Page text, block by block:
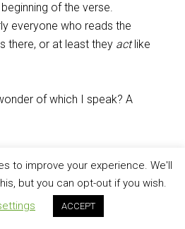
of the verse.
everyone who reads the
there, or at least they actlike
of which I speak? A
contrast it with the previous
a transition is one reason I
the subject
to improve your experience. We'll
but you can opt-out if you wish.
ACCEPT